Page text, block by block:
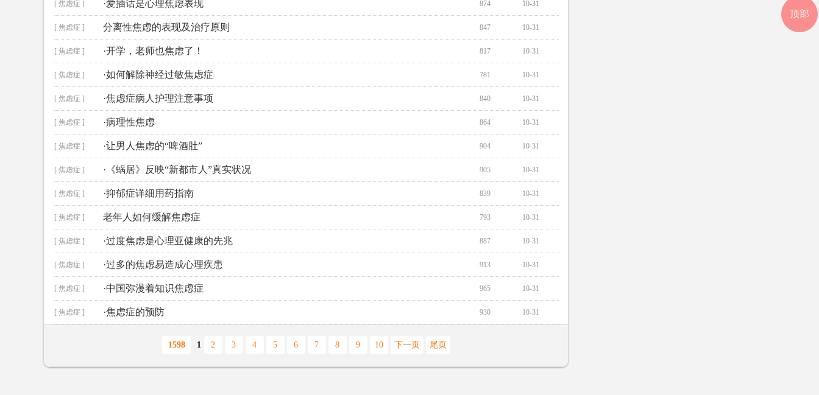
[ 焦虑症 ] ·爱插话是心理焦虑表现 10-31
874
[ 焦虑症 ] 分离性焦虑的表现及治疗原则 10-31
847
[ 焦虑症 ] ·开学，老师也焦虑了！ 10-31
817
[ 焦虑症 ] ·如何解除神经过敏焦虑症 10-31
781
[ 焦虑症 ] ·焦虑症病人护理注意事项 10-31
840
[ 焦虑症 ] ·病理性焦虑 10-31
864
[ 焦虑症 ] ·让男人焦虑的“啤酒肚” 10-31
904
[ 焦虑症 ] ·《蜗居》反映“新都市人”真实状况 10-31
905
[ 焦虑症 ] ·抑郁症详细用药指南 10-31
839
[ 焦虑症 ] 老年人如何缓解焦虑症 10-31
793
[ 焦虑症 ] ·过度焦虑是心理亚健康的先兆 10-31
887
[ 焦虑症 ] ·过多的焦虑易造成心理疾患 10-31
913
[ 焦虑症 ] ·中国弥漫着知识焦虑症 10-31
965
[ 焦虑症 ] ·焦虑症的预防 10-31
930
1598 1 2 3 4 5 6 7 8 9 10 下一页 尾页
顶部